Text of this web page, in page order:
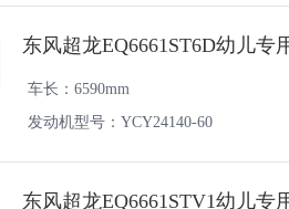
东风超龙EQ6661ST6D幼儿专
车长：6590mm
发动机型号：YCY24140-60
东风超龙EQ6661STV1幼儿专